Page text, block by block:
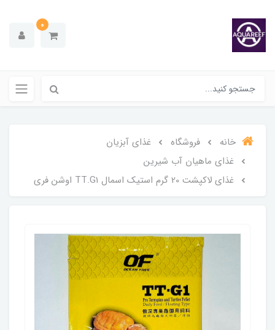
0
خانه فروشگاه
غذای آبزیان
غذای ماهیان آب شیرین
غذای لاکپشت 20 گرم استیک اسمال TT.G1 اوشن فری